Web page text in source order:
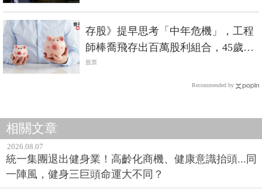
存股》提早思考「中年危機」，工程
師棒喬飛存出百萬股利組合，45歲就
退休！
股票
Recommended by
相關文章
2026.08.07
統一集團退出健身業！高齡化商機、健康意識抬頭...同
一陣風，健身三巨頭命運大不同？